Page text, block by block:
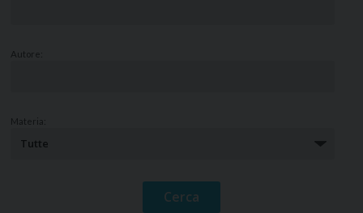
Autore:
Materia: